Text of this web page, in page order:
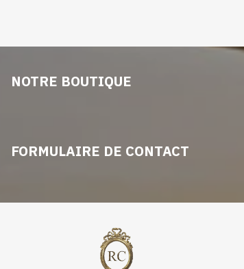
NOTRE BOUTIQUE
FORMULAIRE DE CONTACT